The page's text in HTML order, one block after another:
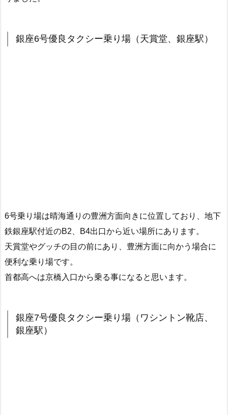
銀座6号優良タクシー乗り場（天賞堂、銀座駅）
6号乗り場は晴海通りの豊洲方面向きに位置しており、地下
鉄銀座駅付近のB2、B4出口から近い場所にあります。
天賞堂やグッチの目の前にあり、豊洲方面に向かう場合に
便利な乗り場です。
首都高へは京橋入口から乗る事になると思います。
銀座7号優良タクシー乗り場（ワシントン靴店、
銀座駅）